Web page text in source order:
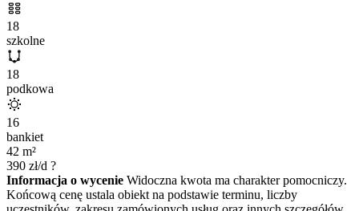
18
szkolne
18
podkowa
16
bankiet
42 m²
390 zł/d ?
Informacja o wycenie Widoczna kwota ma charakter pomocniczy.
Końcową cenę ustala obiekt na podstawie terminu, liczby